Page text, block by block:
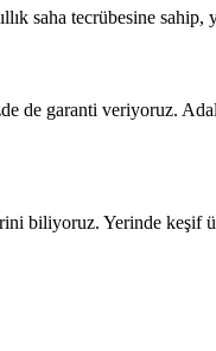
saha tecrübesine
garanti veriyoruz.
biliyoruz. Yerinde keşif